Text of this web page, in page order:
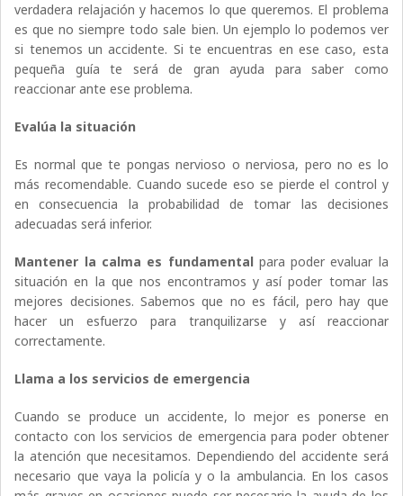
verdadera relajación y hacemos lo que queremos. El problema
es que no siempre todo sale bien. Un ejemplo lo podemos ver
si tenemos un accidente. Si te encuentras en ese caso, esta
pequeña guía te será de gran ayuda para saber como
reaccionar ante ese problema.
Evalúa la situación
Es normal que te pongas nervioso o nerviosa, pero no es lo
más recomendable. Cuando sucede eso se pierde el control y
en consecuencia la probabilidad de tomar las decisiones
adecuadas será inferior.
Mantener la calma es fundamental para poder evaluar la
situación en la que nos encontramos y así poder tomar las
mejores decisiones. Sabemos que no es fácil, pero hay que
hacer un esfuerzo para tranquilizarse y así reaccionar
correctamente.
Llama a los servicios de emergencia
Cuando se produce un accidente, lo mejor es ponerse en
contacto con los servicios de emergencia para poder obtener
la atención que necesitamos. Dependiendo del accidente será
necesario que vaya la policía y o la ambulancia. En los casos